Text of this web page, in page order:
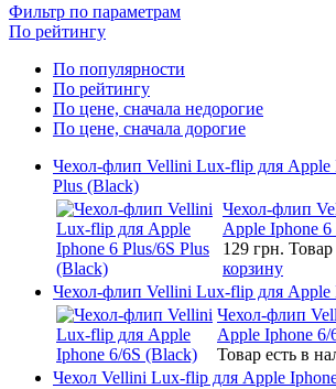
Фильтр по параметрам
По рейтингу
По популярности
По рейтингу
По цене, сначала недорогие
По цене, сначала дорогие
Чехол-флип Vellini Lux-flip для Apple
Plus (Black)
Чехол-флип
Apple Iphone 6
129 грн. Товар
корзину
Чехол-флип Vellini Lux-flip для Apple
Чехол-флип
Apple Iphone 6/
Товар есть в
Чехол Vellini Lux-flip для Apple